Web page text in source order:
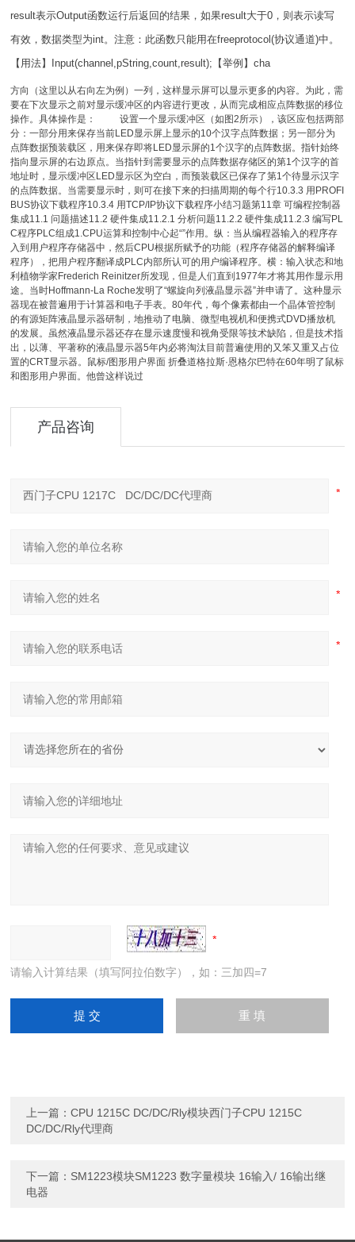
result表示Output函数运行后返回的结果，如果result大于0，则表示读写
有效，数据类型为int。注意：此函数只能用在freeprotocol(协议通道)中。
【用法】Input(channel,pString,count,result);【举例】cha
方向（这里以从右向左为例）一列，这样显示屏可以显示更多的内容。为此，需
要在下次显示之前对显示缓冲区的内容进行更改，从而完成相应点阵数据的移位
操作。具体操作是： 设置一个显示缓冲区（如图2所示），该区应包括两部
分：一部分用来保存当前LED显示屏上显示的10个汉字点阵数据；另一部分为
点阵数据预装载区，用来保存即将LED显示屏的1个汉字的点阵数据。指针始终
指向显示屏的右边原点。当指针到需要显示的点阵数据存储区的第1个汉字的首
地址时，显示缓冲区LED显示区为空白，而预装载区已保存了第1个待显示汉字
的点阵数据。当需要显示时，则可在接下来的扫描周期的每个行10.3.3 用PROFI
BUS协议下载程序10.3.4 用TCP/IP协议下载程序小结习题第11章 可编程控制器
集成11.1 问题描述11.2 硬件集成11.2.1 分析问题11.2.2 硬件集成11.2.3 编写PL
C程序PLC组成1.CPU运算和控制中心起“”作用。纵：当从编程器输入的程序存
入到用户程序存储器中，然后CPU根据所赋予的功能（程序存储器的解释编译
程序），把用户程序翻译成PLC内部所认可的用户编译程序。横：输入状态和地
利植物学家Frederich Reinitzer所发现，但是人们直到1977年才将其用作显示用
途。当时Hoffmann-La Roche发明了“螺旋向列液晶显示器”并申请了。这种显示
器现在被普遍用于计算器和电子手表。80年代，每个像素都由一个晶体管控制
的有源矩阵液晶显示器研制，地推动了电脑、微型电视机和便携式DVD播放机
的发展。虽然液晶显示器还存在显示速度慢和视角受限等技术缺陷，但是技术指
出，以薄、平著称的液晶显示器5年内必将淘汰目前普遍使用的又笨又重又占位
置的CRT显示器。鼠标/图形用户界面 折叠道格拉斯·恩格尔巴特在60年明了鼠标
和图形用户界面。他曾这样说过
产品咨询
请输入计算结果（填写阿拉伯数字），如：三加四=7
上一篇：CPU 1215C DC/DC/Rly模块西门子CPU 1215C
DC/DC/Rly代理商
下一篇： SM1223模块SM1223 数字量模块 16输入/ 16输出继
电器